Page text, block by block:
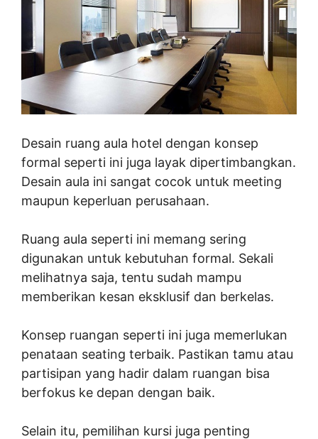
Desain ruang aula hotel dengan konsep
formal seperti ini juga layak dipertimbangkan.
Desain aula ini sangat cocok untuk meeting
maupun keperluan perusahaan.
Ruang aula seperti ini memang sering
digunakan untuk kebutuhan formal. Sekali
melihatnya saja, tentu sudah mampu
memberikan kesan eksklusif dan berkelas.
Konsep ruangan seperti ini juga memerlukan
penataan seating terbaik. Pastikan tamu atau
partisipan yang hadir dalam ruangan bisa
berfokus ke depan dengan baik.
Selain itu, pemilihan kursi juga penting